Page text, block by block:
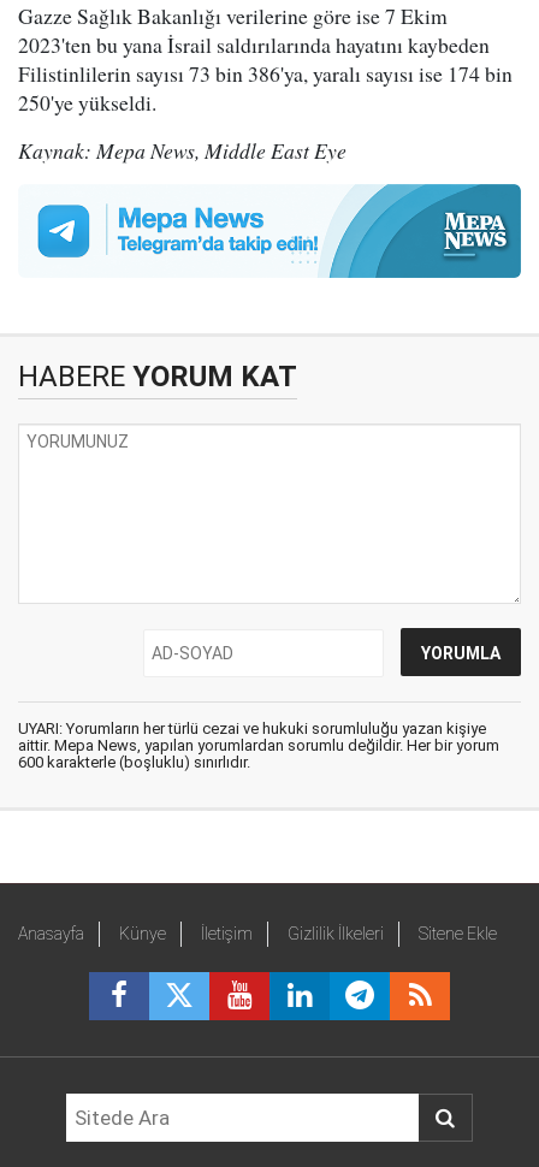
Gazze Sağlık Bakanlığı verilerine göre ise 7 Ekim
2023'ten bu yana İsrail saldırılarında hayatını kaybeden
Filistinlilerin sayısı 73 bin 386'ya, yaralı sayısı ise 174 bin
250'ye yükseldi.
Kaynak: Mepa News, Middle East Eye
HABERE YORUM KAT
UYARI: Yorumların her türlü cezai ve hukuki sorumluluğu yazan kişiye
aittir. Mepa News, yapılan yorumlardan sorumlu değildir. Her bir yorum
600 karakterle (boşluklu) sınırlıdır.
Anasayfa Künye İletişim Gizlilik İlkeleri Sitene Ekle